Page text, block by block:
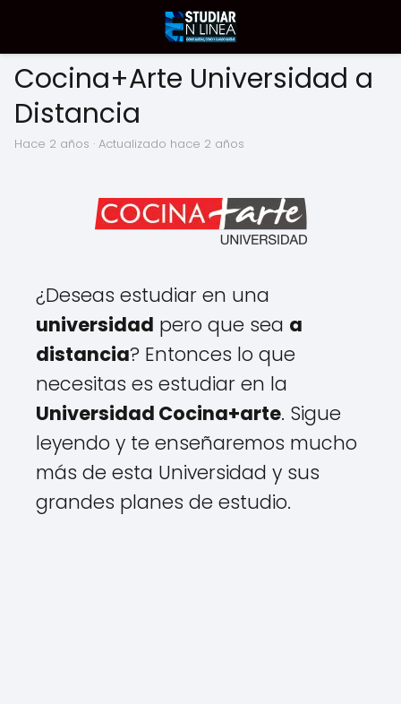
Cocina+Arte Universidad a
Distancia
hace 2 años · Actualizado hace 2 años
¿Deseas estudiar en una
universidad pero que sea a
distancia? Entonces lo que
necesitas es estudiar en la
Universidad Cocina+arte. Sigue
leyendo y te enseñaremos mucho
más de esta Universidad y sus
grandes planes de estudio.